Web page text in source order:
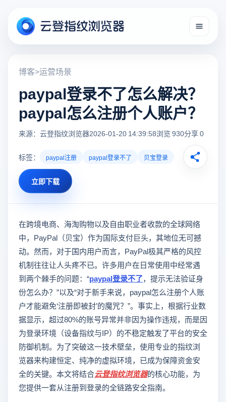
博客>运营场景
paypal登录不了怎么解决？
paypal怎么注册个人账户？
来源：云登指纹浏览器2026-01-20 14:39:58浏览 930分享 0
标签： paypal注册 paypal登录不了 贝宝登录
立即下载
在跨境电商、海淘购物以及自由职业者收款的全球网络
中，PayPal（贝宝）作为国际支付巨头，其地位无可撼
动。然而，对于国内用户而言，PayPal极其严格的风控
机制往往让人头疼不已。许多用户在日常使用中经常遇
到两个棘手的问题：“paypal登录不了，提示无法验证身
份怎么办？”以及“对于新手来说，paypal怎么注册个人账
户才能避免‘注册即被封’的魔咒？”。事实上，根据行业数
据显示，超过80%的账号异常并非因为操作违规，而是因
为登录环境（设备指纹与IP）的不稳定触发了平台的安全
防御机制。为了突破这一技术壁垒，使用专业的指纹浏
览器来构建恒定、纯净的虚拟环境，已成为保障资金安
全的关键。本文将结合云登指纹浏览器的核心功能，为
您提供一套从注册到登录的全链路安全指南。